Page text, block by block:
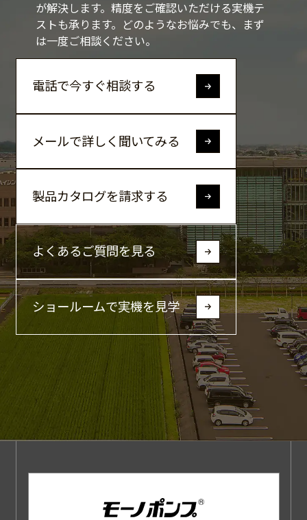
が解決します。 精度をご確認いただける実機テ
ストも承ります。
どのようなお悩みでも、まず
は一度ご相談ください。
電話で今すぐ相談する
メールで詳しく聞いてみる
製品カタログを請求する
よくあるご質問を見る
ショールームで実機を見学